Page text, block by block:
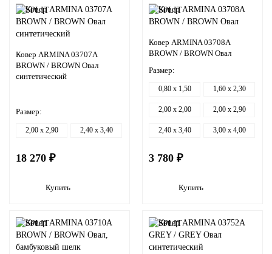
Ковер ARMINA 03707A
BROWN / BROWN Овал
синтетический
Размер:
2,00 x 2,90 2,40 x 3,40
18 270 ₽
Купить
Ковер ARMINA 03708A
BROWN / BROWN Овал
Размер:
0,80 x 1,50 1,60 x 2,30
2,00 x 2,00 2,00 x 2,90
2,40 x 3,40 3,00 x 4,00
3 780 ₽
Купить